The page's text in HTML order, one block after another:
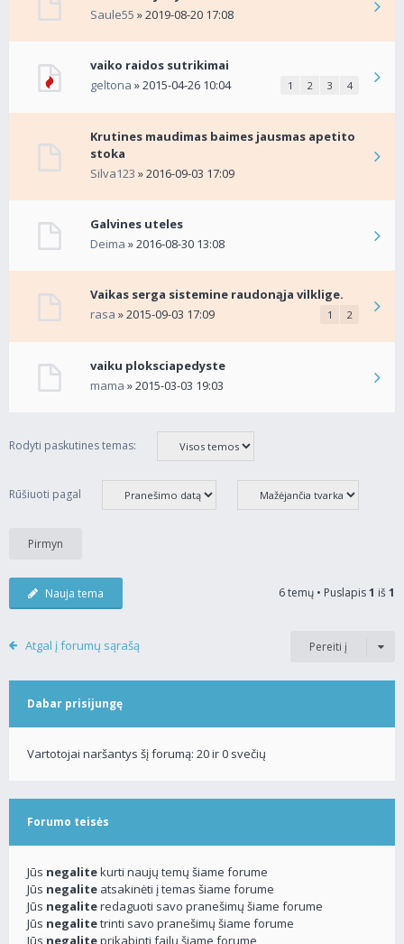
Saule55 » 2019-08-20 17:08
vaiko raidos sutrikimai
geltona » 2015-04-26 10:04 1 2 3 4
Krutines maudimas baimes jausmas apetito
stoka
Silva123 » 2016-09-03 17:09
Galvines uteles
Deima » 2016-08-30 13:08
Vaikas serga sistemine raudonąja vilklige.
rasa » 2015-09-03 17:09 1 2
vaiku ploksciapedyste
mama » 2015-03-03 19:03
Rodyti paskutines temas:
Rūšiuoti pagal
Nauja tema 6 temų • Puslapis1 iš1
Atgal į forumų sąrašą Pereiti į
Dabar prisijungę
Vartotojai naršantys šį forumą: 20 ir 0 svečių
Forumo teisės
Jūs negalitekurti naujų temų šiame forume
Jūs negalite atsakinėti į temas šiame forume
Jūs negaliteredaguoti savo pranešimų šiame forume
Jūs negalitetrinti savo pranešimų šiame forume
Jūs negaliteprikabinti failų šiame forume